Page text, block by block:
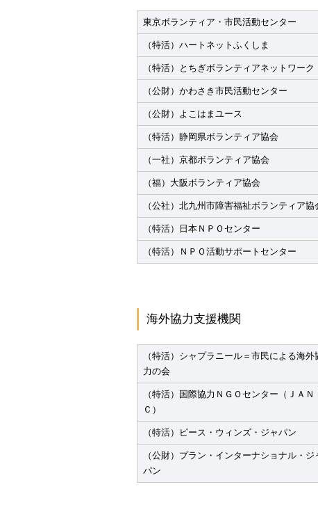
東京ボランティア・市民活動センター
（特活）ハートネットふくしま
（特活）とちぎボランティアネットワーク
（公財）かわさき市民活動センター
（公財）よこはまユース
（特活）静岡県ボランティア協会
（一社）京都ボランティア協会
（福）大阪ボランティア協会
（公社）北九州市障害福祉ボランティア協
（特活）日本ＮＰＯセンター
（特活）ＮＰＯ活動サポートセンター
海外協力支援機関
（特活）シャプラニール＝市民による海外
力の会
（特活）国際協力ＮＧＯセンター（ＪＡＮ
Ｃ）
（特活）ピース・ウィンズ・ジャパン
（公財）プラン・インターナショナル・ジ
パン